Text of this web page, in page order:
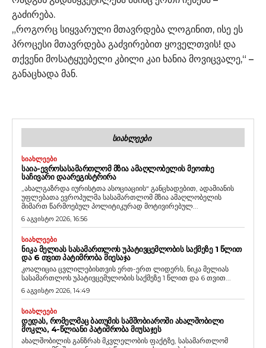
გაძირება.
„როგორც სიყვარული მთავრდება ლოგინით, ისე ეს
პროცესი მთავრდება გაძვირებით ყოველთვის! და
თქვენი მოსატყუებელი კბილი კაი ხანია მოვიცვალე,“ –
განაცხადა მან.
ᲡᲘᲐᲮᲚᲔᲔᲑᲘ
ᲡᲘᲐᲮᲚᲔᲔᲑᲘ
ᲡᲐᲘᲐ-ᲔᲕᲠᲝᲡᲐᲡᲐᲛᲐᲠᲗᲚᲝᲛ ᲛᲖᲘᲐ ᲐᲛᲐᲦᲚᲝᲑᲔᲚᲘᲡ ᲛᲔᲝᲗᲮᲔ
ᲡᲐᲩᲘᲕᲐᲠᲘ ᲓᲐᲐᲠᲔᲒᲘᲡᲢᲠᲘᲠᲐ
„ახალგაზრდა იურისტთა ასოციაციის“ განცხადებით, ადამიანის
უფლებათა ევროპულმა სასამართლომ მზია ამაღლობელის
მიმართ წარმოებულ პოლიტიკურად მოტივირებულ...
6 აგვისტო 2026, 16:56
ᲡᲘᲐᲮᲚᲔᲔᲑᲘ
ᲜᲘᲙᲐ ᲛᲔᲚᲘᲐᲡ ᲡᲐᲡᲐᲛᲐᲠᲗᲚᲝᲡ ᲣᲞᲐᲢᲘᲕᲪᲔᲛᲚᲝᲑᲘᲡ ᲡᲐᲥᲛᲔᲖᲔ 1 ᲬᲚᲘᲗ
ᲓᲐ 6 ᲗᲕᲘᲗ ᲞᲐᲢᲘᲛᲠᲝᲑᲐ ᲛᲘᲔᲡᲐᲯᲐ
კოალიცია ცვლილებისთვის ერთ-ერთ ლიდერს, ნიკა მელიას
სასამართლოს უპატივცემულობის საქმეზე 1 წლით და 6 თვით...
6 აგვისტო 2026, 14:49
ᲡᲘᲐᲮᲚᲔᲔᲑᲘ
ᲓᲔᲓᲐᲡ, ᲠᲝᲛᲔᲚᲛᲐᲪ ᲑᲐᲗᲣᲛᲘᲡ ᲡᲐᲛᲨᲝᲑᲘᲐᲠᲝᲨᲘ ᲐᲮᲐᲚᲨᲝᲑᲘᲚᲘ
ᲛᲝᲙᲚᲐ, 4-ᲬᲚᲘᲐᲜᲘ ᲞᲐᲢᲘᲛᲠᲝᲑᲐ ᲛᲘᲣᲡᲐᲯᲔᲡ
ახალშობილის განზრახ მკვლელობის ფაქტზე, სასამართლომ